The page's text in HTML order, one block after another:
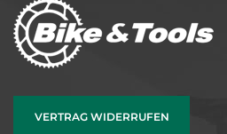
VERTRAG WIDERRUFEN